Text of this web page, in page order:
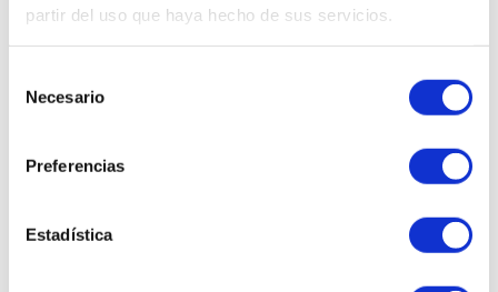
partir del uso que haya hecho de sus servicios.
Necesario
Preferencias
Estadística602 253 402